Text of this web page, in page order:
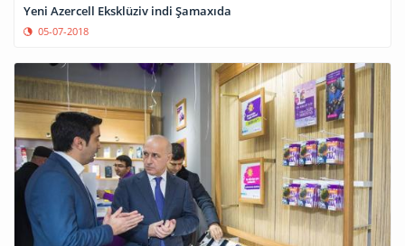
Yeni Azercell Eksklüziv indi Şamaxıda
05-07-2018